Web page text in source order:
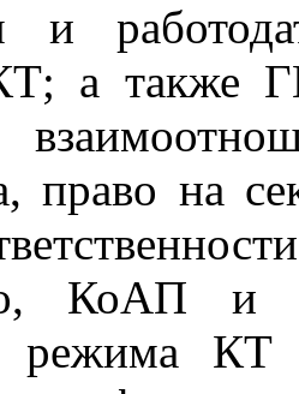
и
а также
право на
КоАП
режима КТ